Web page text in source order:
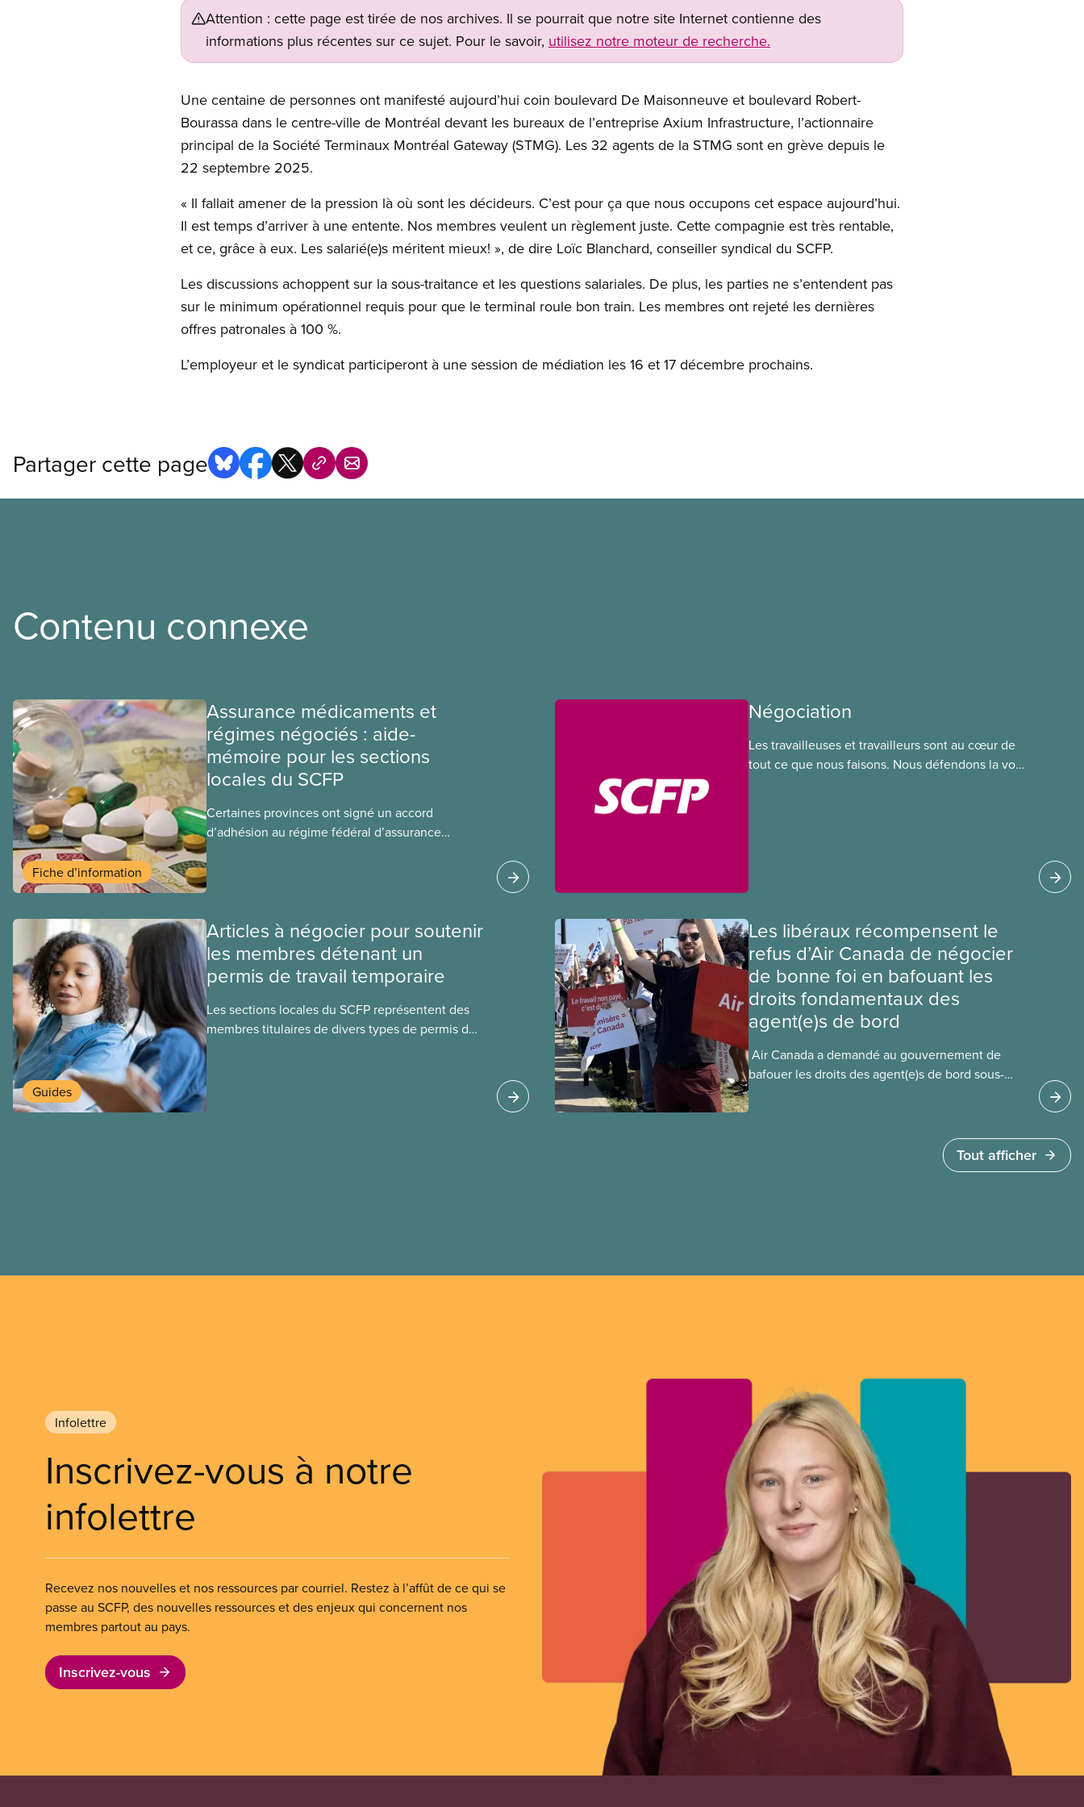
Attention : cette page est tirée de nos archives. Il se pourrait que notre site Internet contienne des
informations plus récentes sur ce sujet. Pour le savoir, utilisez notre moteur de recherche.
Une centaine de personnes ont manifesté aujourd’hui coin boulevard De Maisonneuve et boulevard Robert-
Bourassa dans le centre-ville de Montréal devant les bureaux de l’entreprise Axium Infrastructure, l’actionnaire
principal de la Société Terminaux Montréal Gateway (STMG). Les 32 agents de la STMG sont en grève depuis le
22 septembre 2025.
« Il fallait amener de la pression là où sont les décideurs. C’est pour ça que nous occupons cet espace aujourd’hui.
Il est temps d’arriver à une entente. Nos membres veulent un règlement juste. Cette compagnie est très rentable,
et ce, grâce à eux. Les salarié(e)s méritent mieux! », de dire Loïc Blanchard, conseiller syndical du SCFP.
Les discussions achoppent sur la sous-traitance et les questions salariales. De plus, les parties ne s’entendent pas
sur le minimum opérationnel requis pour que le terminal roule bon train. Les membres ont rejeté les dernières
offres patronales à 100 %.
L’employeur et le syndicat participeront à une session de médiation les 16 et 17 décembre prochains.
Partager cette page
Contenu connexe
Fiche d’information
Assurance médicaments et
régimes négociés : aide-
mémoire pour les sections
locales du SCFP
Certaines provinces ont signé un accord
d’adhésion au régime fédéral d’assurance
Négociation
Les travailleuses et travailleurs sont au cœur de
tout ce que nous faisons. Nous défendons la voix
Guides
Articles à négocier pour soutenir
les membres détenant un
permis de travail temporaire
Les sections locales du SCFP représentent des
membres titulaires de divers types de permis de
Les libéraux récompensent le
refus d’Air Canada de négocier
de bonne foi en bafouant les
droits fondamentaux des
agent(e)s de bord
​ Air Canada a demandé au gouvernement de
bafouer les droits des agent(e)s de bord sous-
de l’entreprise. Le gouvernement libéral a
invoqué l’article 107 du Code canadien du travail
Tout afficher
Infolettre
Inscrivez-vous à notre
infolettre
Recevez nos nouvelles et nos ressources par courriel. Restez à l’affût de ce qui se
passe au SCFP, des nouvelles ressources et des enjeux qui concernent nos
membres partout au pays.
Inscrivez-vous